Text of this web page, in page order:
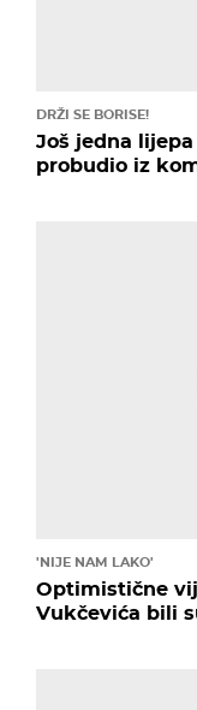
DRŽI SE BORISE!
Još jedna
probudio iz
'NIJE NAM LAKO'
Optimistične
Vukčevića bili